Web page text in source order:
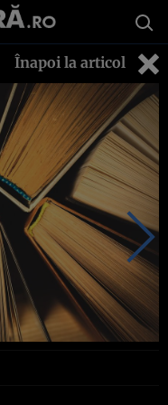
Înapoi la articol